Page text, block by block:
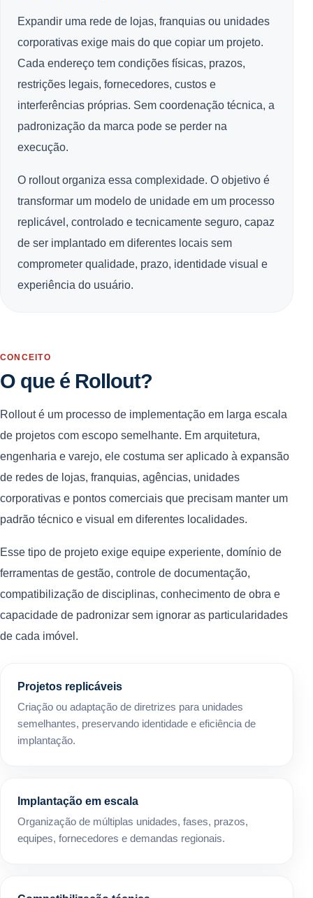
Expandir uma rede de lojas, franquias ou unidades
corporativas exige mais do que copiar um projeto.
Cada endereço tem condições físicas, prazos,
restrições legais, fornecedores, custos e
interferências próprias. Sem coordenação técnica, a
padronização da marca pode se perder na
execução.
O rollout organiza essa complexidade. O objetivo é
transformar um modelo de unidade em um processo
replicável, controlado e tecnicamente seguro, capaz
de ser implantado em diferentes locais sem
comprometer qualidade, prazo, identidade visual e
experiência do usuário.
CONCEITO
O que é Rollout?
Rollout é um processo de implementação em larga escala
de projetos com escopo semelhante. Em arquitetura,
engenharia e varejo, ele costuma ser aplicado à expansão
de redes de lojas, franquias, agências, unidades
corporativas e pontos comerciais que precisam manter um
padrão técnico e visual em diferentes localidades.
Esse tipo de projeto exige equipe experiente, domínio de
ferramentas de gestão, controle de documentação,
compatibilização de disciplinas, conhecimento de obra e
capacidade de padronizar sem ignorar as particularidades
de cada imóvel.
Projetos replicáveis
Criação ou adaptação de diretrizes para unidades
semelhantes, preservando identidade e eficiência de
implantação.
Implantação em escala
Organização de múltiplas unidades, fases, prazos,
equipes, fornecedores e demandas regionais.